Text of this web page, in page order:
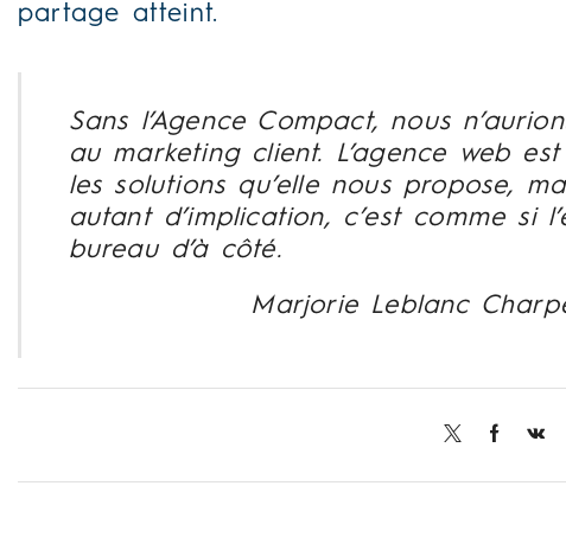
partage atteint.
Sans l’Agence Compact, nous
au marketing client. L’agence web
les solutions qu’elle nous propose,
autant d’implication, c’est comme si
bureau d’à côté.
Marjorie Leblanc